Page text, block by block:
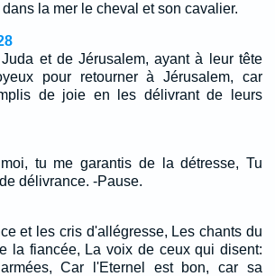
la mer le cheval et son cavalier.
et de Jérusalem, ayant à leur tête
pour retourner à Jérusalem, car
de joie en les délivrant de leurs
tu me garantis de la détresse, Tu
délivrance. -Pause.
et les cris d'allégresse, Les chants du
la fiancée, La voix de ceux qui disent:
Car l'Eternel est bon, car sa